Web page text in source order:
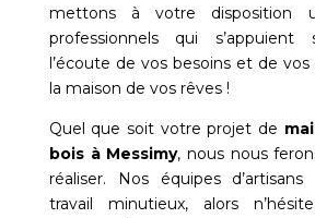
mettons à votre disposition
professionnels qui s’appuient
l’écoute de vos besoins et de
la maison de vos rêves !
Quel que soit votre projet de
bois à Messimy, nous nous
réaliser. Nos équipes
travail minutieux, alors